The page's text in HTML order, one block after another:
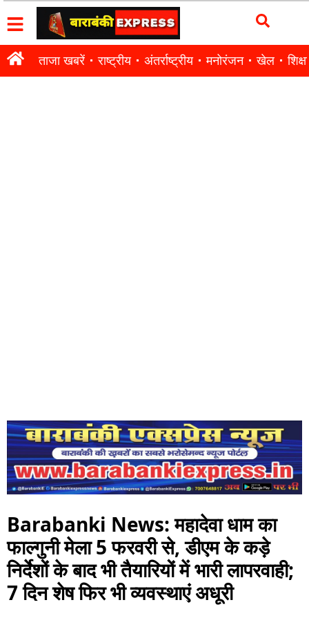
ताजा खबरें राष्ट्रीय अंतर्राष्ट्रीय मनोरंजन खेल शिक्षा
Barabanki News: महादेवा धाम का
फाल्गुनी मेला 5 फरवरी से, डीएम के कड़े
निर्देशों के बाद भी तैयारियों में भारी लापरवाही;
7 दिन शेष फिर भी व्यवस्थाएं अधूरी